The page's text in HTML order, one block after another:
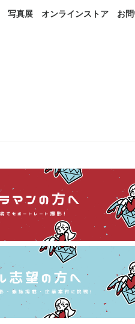
写真展 オンラインストア お